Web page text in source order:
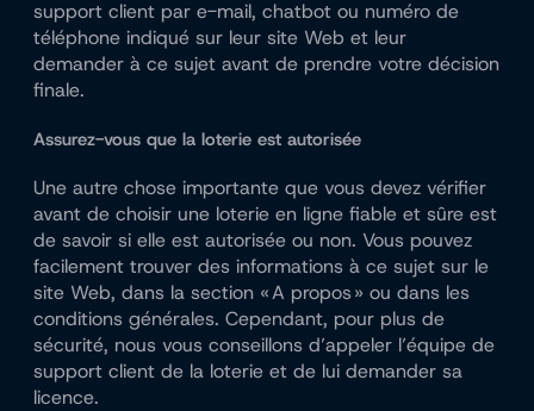
support client par e-mail, chatbot ou numéro de
téléphone indiqué sur leur site Web et leur
demander à ce sujet avant de prendre votre décision
finale.
Assurez-vous que la loterie est autorisée
Une autre chose importante que vous devez vérifier
avant de choisir une loterie en ligne fiable et sûre est
de savoir si elle est autorisée ou non. Vous pouvez
facilement trouver des informations à ce sujet sur le
site Web, dans la section « A propos » ou dans les
conditions générales. Cependant, pour plus de
sécurité, nous vous conseillons d’appeler l’équipe de
support client de la loterie et de lui demander sa
licence.